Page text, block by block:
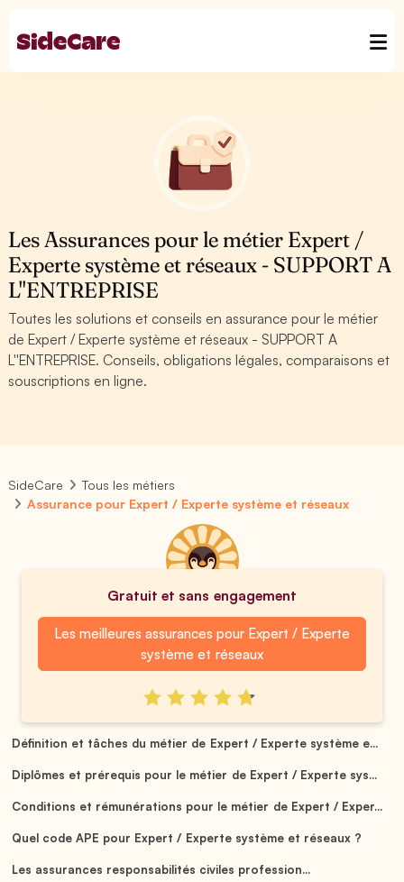
Les Assurances pour le métier Expert /
Experte système et réseaux - SUPPORT A
L''ENTREPRISE
Toutes les solutions et conseils en assurance pour le métier
de Expert / Experte système et réseaux - SUPPORT A
L''ENTREPRISE. Conseils, obligations légales, comparaisons et
souscriptions en ligne.
SideCare
Tous les métiers
Assurance pour Expert / Experte système et réseaux
Gratuit et sans engagement
Les meilleures assurances pour Expert / Experte
système et réseaux
Définition et tâches du métier de Expert / Experte système e...
Diplômes et prérequis pour le métier de Expert / Experte sys...
Conditions et rémunérations pour le métier de Expert / Exper...
Quel code APE pour Expert / Experte système et réseaux ?
Les assurances responsabilités civiles profession...